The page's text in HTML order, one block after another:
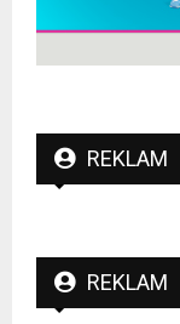
REKLAM
REKLAM